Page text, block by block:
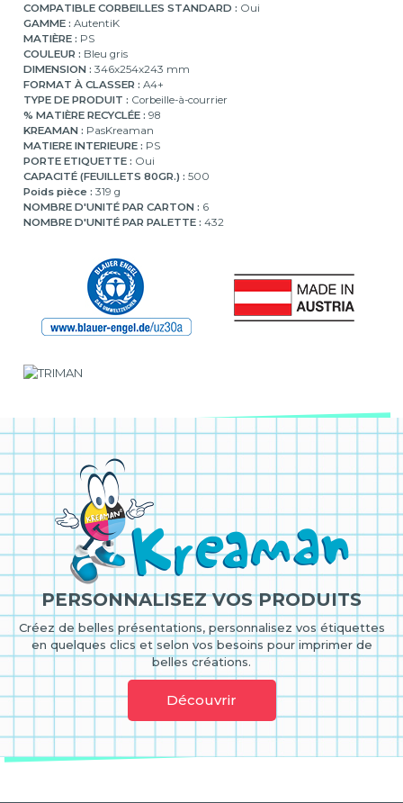
COMPATIBLE CORBEILLES STANDARD : Oui
GAMME : AutentiK
MATIÈRE : PS
COULEUR : Bleu gris
DIMENSION : 346x254x243 mm
FORMAT À CLASSER : A4+
TYPE DE PRODUIT : Corbeille-à-courrier
% MATIÈRE RECYCLÉE : 98
KREAMAN : PasKreaman
MATIERE INTERIEURE : PS
PORTE ETIQUETTE : Oui
CAPACITÉ (FEUILLETS 80GR.) : 500
Poids pièce : 319 g
NOMBRE D'UNITÉ PAR CARTON : 6
NOMBRE D'UNITÉ PAR PALETTE : 432
PERSONNALISEZ VOS PRODUITS
Créez de belles présentations, personnalisez vos étiquettes
en quelques clics et selon vos besoins pour imprimer de
belles créations.
Découvrir